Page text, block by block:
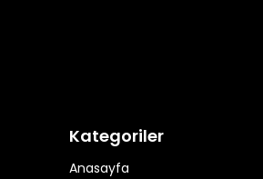
Kategoriler
Anasayfa